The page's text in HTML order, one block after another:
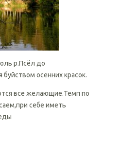
р.Псёл до
осенних красок.
все желающие.Темп по
себе иметь